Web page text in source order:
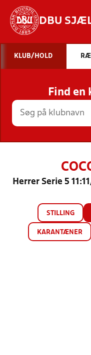
DBU
STILLINGER,
KLUB/HOLD
Find en
Herrer Serie 5
STILLING
KARANTÆNER